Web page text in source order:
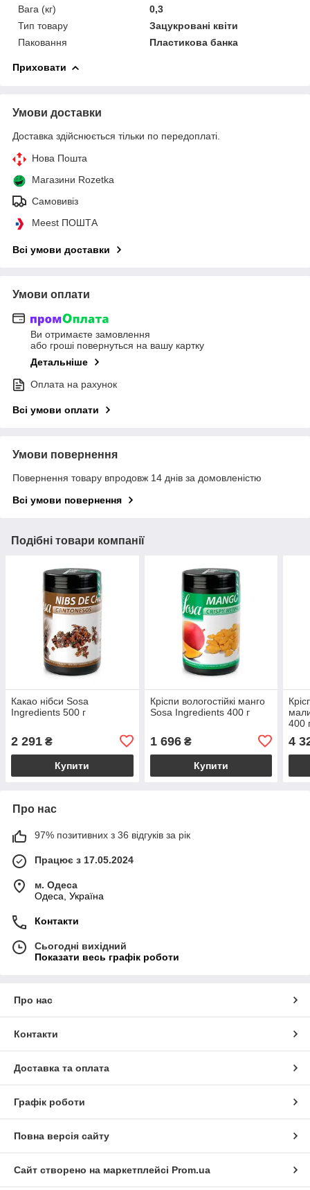
Вага (кг)
0,3
Тип товару
Зацукровані квіти
Паковання
Пластикова банка
Приховати
Умови доставки
Доставка здійснюється тільки по передоплаті.
Нова Пошта
Магазини Rozetka
Самовивіз
Meest ПОШТА
Всі умови доставки
Умови оплати
Ви отримаєте замовлення
або гроші повернуться на вашу картку
Детальніше
Оплата на рахунок
Всі умови оплати
Умови повернення
Повернення товару впродовж 14 днів за домовленістю
Всі умови повернення
Подібні товари компанії
Какао нібси Sosa
Ingredients 500 г
2 291 ₴
Купити
Кріспи вологостійкі манго
Sosa Ingredients 400 г
1 696₴
Купити
400
4
Про нас
97% позитивних з 36 відгуків за рік
Працює з 17.05.2024
м. Одеса
Одеса, Україна
Контакти
Сьогодні вихідний
Показати весь графік роботи
Про нас
Контакти
Доставка та оплата
Графік роботи
Повна версія сайту
Сайт створено на маркетплейсі Prom.ua